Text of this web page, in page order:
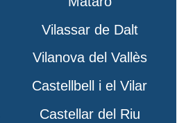
Vilassar de Dalt
Vilanova del Vallès
Castellbell i el Vilar
Castellar del Riu